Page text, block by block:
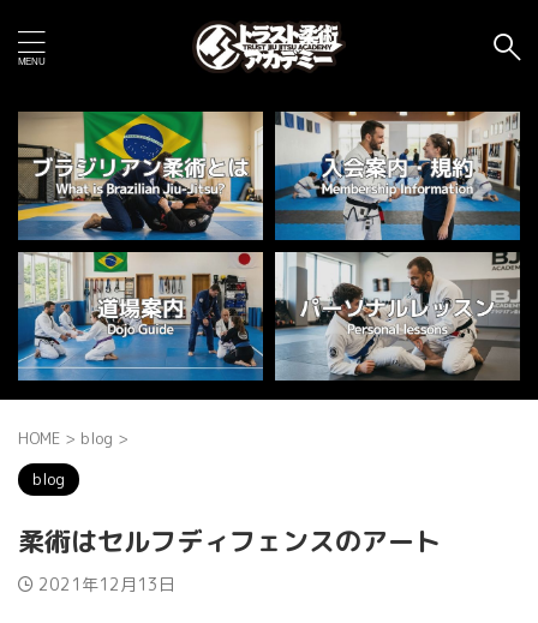
HOME > blog >
blog
柔術はセルフディフェンスのアート
2021年12月13日